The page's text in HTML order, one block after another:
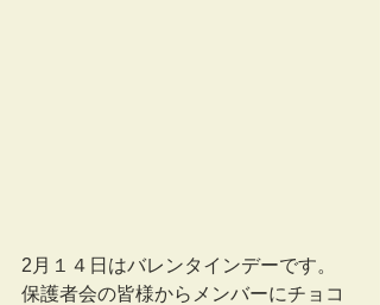
2月１４日はバレンタインデーです。
保護者会の皆様からメンバーにチョコ